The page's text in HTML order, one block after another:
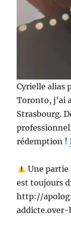
Cyrielle alias
Toronto, j'ai
Strasbourg.
rédemption !
Une partie
est toujours
http://
addicte.over-